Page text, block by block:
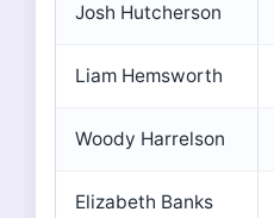
Josh Hutcherson
Liam Hemsworth
Woody Harrelson
Elizabeth Banks